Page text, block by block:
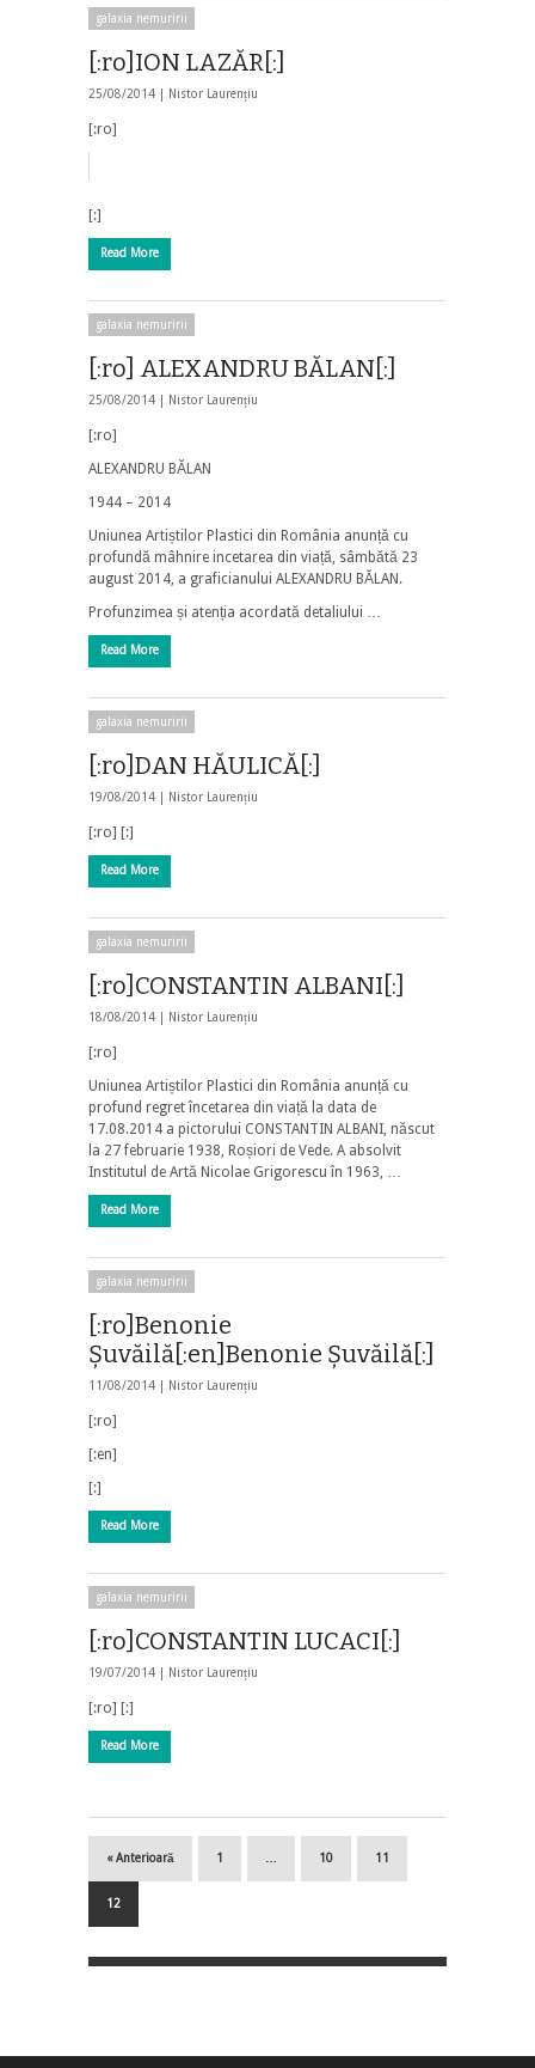
galaxia nemuririi
[:ro]ION LAZĂR[:]
25/08/2014 | Nistor Laurențiu
[:ro]
[:]
Read More
galaxia nemuririi
[:ro] ALEXANDRU BĂLAN[:]
25/08/2014 | Nistor Laurențiu
[:ro]
ALEXANDRU BĂLAN
1944 – 2014
Uniunea Artiștilor Plastici din România anunță cu
profundă mâhnire incetarea din viață, sâmbătă 23
august 2014, a graficianului ALEXANDRU BĂLAN.
Profunzimea și atenția acordată detaliului …
Read More
galaxia nemuririi
[:ro]DAN HĂULICĂ[:]
19/08/2014 | Nistor Laurențiu
[:ro] [:]
Read More
galaxia nemuririi
[:ro]CONSTANTIN ALBANI[:]
18/08/2014 | Nistor Laurențiu
[:ro]
Uniunea Artiștilor Plastici din România anunță cu
profund regret încetarea din viață la data de
17.08.2014 a pictorului CONSTANTIN ALBANI, născut
la 27 februarie 1938, Roșiori de Vede. A absolvit
Institutul de Artă Nicolae Grigorescu în 1963, …
Read More
galaxia nemuririi
[:ro]Benonie
Şuvăilă[:en]Benonie Şuvăilă[:]
11/08/2014 | Nistor Laurențiu
[:ro]
[:en]
[:]
Read More
galaxia nemuririi
[:ro]CONSTANTIN LUCACI[:]
19/07/2014 | Nistor Laurențiu
[:ro] [:]
Read More
« Anterioară 1 10 11
12